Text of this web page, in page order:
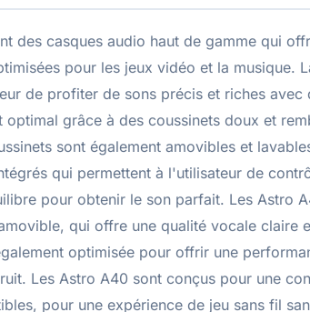
des casques audio haut de gamme qui
pour les jeux vidéo et la musique.
de profiter de sons précis et riches avec
grâce à des coussinets doux et
sont également amovibles et
qui permettent à l'utilisateur de
pour obtenir le son parfait. Les Astro
qui offre une qualité vocale claire
optimisée pour offrir une
Les Astro A40 sont conçus pour une
pour une expérience de jeu sans fil